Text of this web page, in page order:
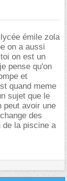
émile zola
on a aussi
on est un
pense qu'on
et
quand meme
sujet que le
peut avoir une
des
de la piscine a